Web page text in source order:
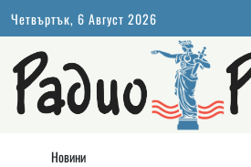
Четвъртък, 6 Август 2026
Новини